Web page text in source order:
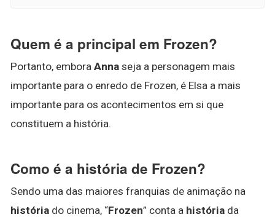
Quem é a principal em Frozen?
Portanto, embora Anna seja a personagem mais
importante para o enredo de Frozen, é Elsa a mais
importante para os acontecimentos em si que
constituem a história.
Como é a história de Frozen?
Sendo uma das maiores franquias de animação na
história do cinema, “Frozen” conta a história da